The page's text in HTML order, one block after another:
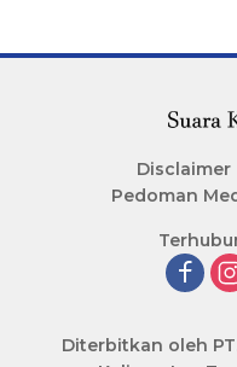
Disclaimer
Pedoman
Diterbitkan oleh